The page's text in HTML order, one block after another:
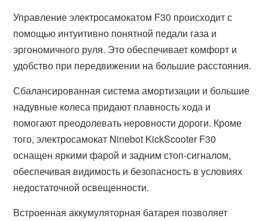
Управление электросамокатом F30 происходит с
помощью интуитивно понятной педали газа и
эргономичного руля. Это обеспечивает комфорт и
удобство при передвижении на большие расстояния.
Сбалансированная система амортизации и большие
надувные колеса придают плавность хода и
помогают преодолевать неровности дороги. Кроме
того, электросамокат Ninebot KickScooter F30
оснащен яркими фарой и задним стоп-сигналом,
обеспечивая видимость и безопасность в условиях
недостаточной освещенности.
Встроенная аккумуляторная батарея позволяет